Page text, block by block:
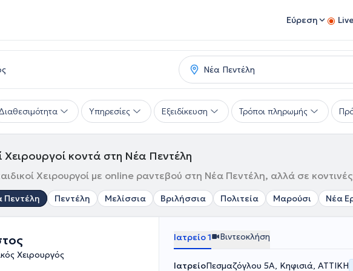
Εύρεση
Υπηρεσίες Εξειδίκευση Τρόποι πληρωμής
κοντά στη Νέα Πεντέλη
Χειρουργοί με online ραντεβού στη Νέα Πεντέλη, αλλά σε
Πεντέλη Πεντέλη Μελίσσια Βριλήσσια Πολιτεία Μαρούσι Νέα
Χειρουργός
Ιατρείο 1 Βιντεοκλήση
ΙατρείοΠεσμαζόγλου 5Α, Κηφισιά, ΑΤΤΙΚΗ